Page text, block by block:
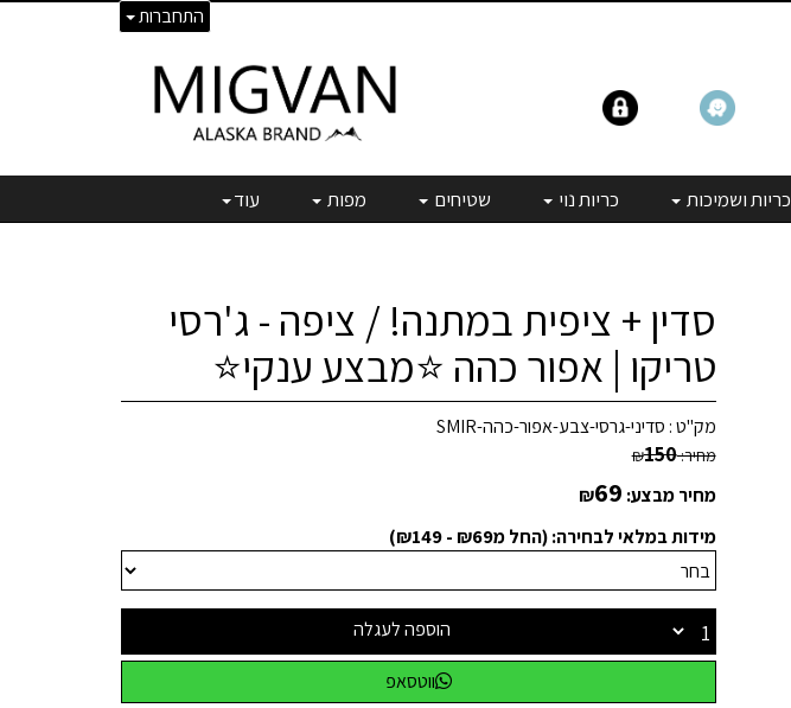
התחברות
כריות ושמיכות כריות נוי שטיחים מפות עוד
סדין + ציפית במתנה! / ציפה - ג'רסי
טריקו | אפור כהה ⭐מבצע ענקי⭐
מק"ט : סדיני-גרסי-צבע-אפור-כהה-SMIR
מחיר: ₪150
מחיר מבצע: ₪69
מידות במלאי לבחירה: (החל מ₪69 - ₪149)
הוספה לעגלה
ווטסאפ